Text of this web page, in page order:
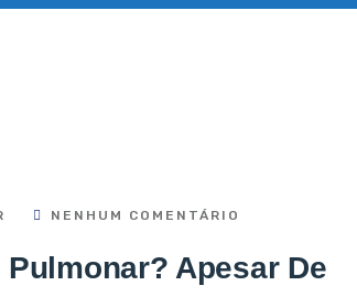
NENHUM COMENTÁRIO
Apesar De